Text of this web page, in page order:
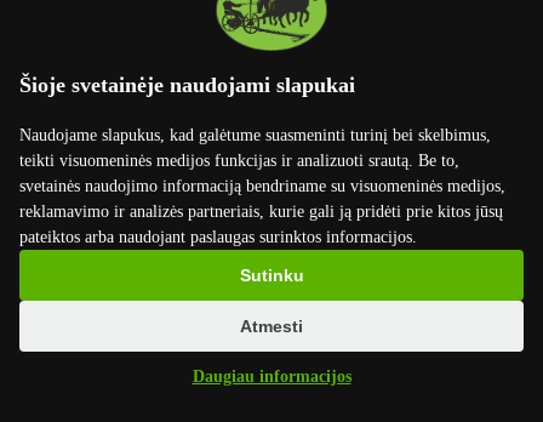
Šioje svetainėje naudojami slapukai
Naudojame slapukus, kad galėtume suasmeninti turinį bei skelbimus,
teikti visuomeninės medijos funkcijas ir analizuoti srautą. Be to,
svetainės naudojimo informaciją bendriname su visuomeninės medijos,
reklamavimo ir analizės partneriais, kurie gali ją pridėti prie kitos jūsų
pateiktos arba naudojant paslaugas surinktos informacijos.
Daugiau informacijos
Sutinku
Atmesti